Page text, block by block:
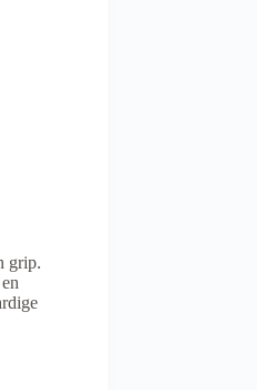
grip.